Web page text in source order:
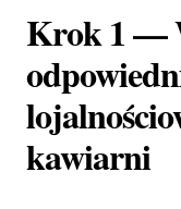
Krok 1 —
kawiarni